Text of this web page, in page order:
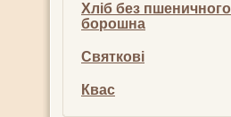
Хліб без пшеничного
борошна
Святкові
Квас